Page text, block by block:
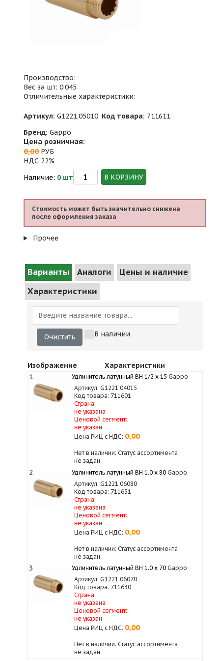
Производство:
Вес за шт: 0.045
Отличительные характеристики:
Артикул: G1221.05010 Код товара: 711611
Бренд: Gappo
Цена розничная:
0,00 РУБ
НДС 22%
Наличие: 0 шт В КОРЗИНУ
Стоимость может быть значительно снижена
после оформления заказа
Прочее
Варианты Аналоги
Цены и наличие
Характеристики
Очистить В наличии
Изображение
Характеристики
1
Удлинитель латунный ВН 1/2 х 15 Gappo
Артикул: G1221.04015
Код товара: 711601
Страна:
не указана
Ценовой сегмент:
не указан
Цена РИЦ с НДС: 0,00
Нет в наличии: Статус ассортимента
не задан
2 Удлинитель латунный ВН 1.0 х 80Gappo
Артикул: G1221.06080
Код товара: 711631
Страна:
не указана
Ценовой сегмент:
не указан
Цена РИЦ с НДС: 0,00
Нет в наличии: Статус ассортимента
не задан
3 Удлинитель латунный ВН 1.0 х 70Gappo
Артикул: G1221.06070
Код товара: 711630
Страна:
не указана
Ценовой сегмент:
не указан
Цена РИЦ с НДС: 0,00
Нет в наличии: Статус ассортимента
не задан